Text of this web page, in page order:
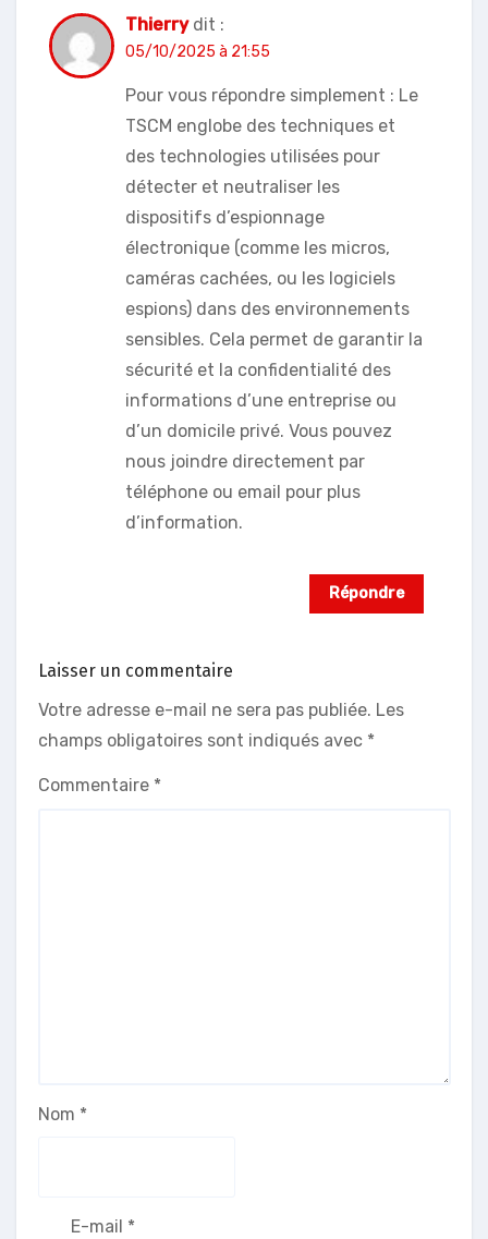
Thierry dit :
05/10/2025 à 21:55
Pour vous répondre simplement : Le
TSCM englobe des techniques et
des technologies utilisées pour
détecter et neutraliser les
dispositifs d’espionnage
électronique (comme les micros,
caméras cachées, ou les logiciels
espions) dans des environnements
sensibles. Cela permet de garantir la
sécurité et la confidentialité des
informations d’une entreprise ou
d’un domicile privé. Vous pouvez
nous joindre directement par
téléphone ou email pour plus
d’information.
Répondre
Laisser un commentaire
Votre adresse e-mail ne sera pas publiée. Les
champs obligatoires sont indiqués avec *
Commentaire *
Nom *
E-mail *